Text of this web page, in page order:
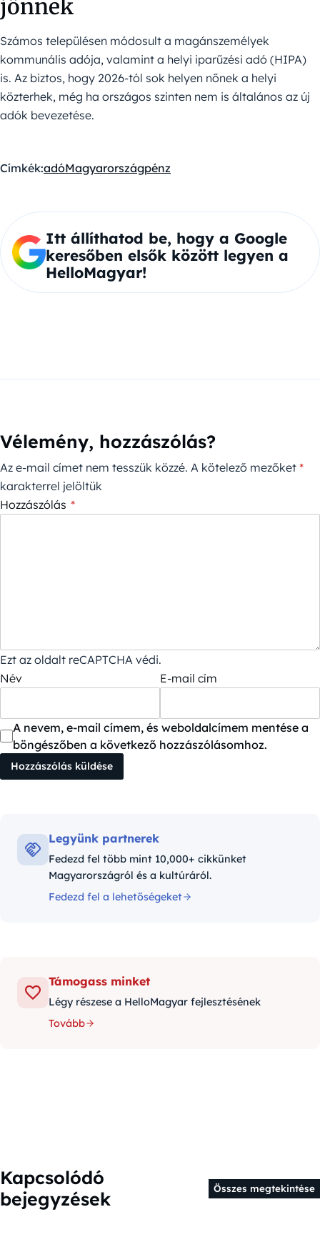
jönnek
Számos településen módosult a magánszemélyek
kommunális adója, valamint a helyi iparűzési adó (HIPA)
is. Az biztos, hogy 2026-tól sok helyen nőnek a helyi
közterhek, még ha országos szinten nem is általános az új
adók bevezetése.
Címkék:adóMagyarországpénz
Itt állíthatod be, hogy a Google
keresőben elsők között legyen a
HelloMagyar!
Vélemény, hozzászólás?
Az e-mail címet nem tesszük közzé. A kötelező mezőket *
karakterrel jelöltük
Hozzászólás *
Ezt az oldalt reCAPTCHA védi.
Név
E-mail cím
A nevem, e-mail címem, és weboldalcímem mentése a
böngészőben a következő hozzászólásomhoz.
Legyünk partnerek
Fedezd fel több mint 10,000+ cikkünket
Magyarországról és a kultúráról.
Fedezd fel a lehetőségeket
Támogass minket
Légy részese a HelloMagyar fejlesztésének
Tovább
Kapcsolódó
bejegyzések
Összes megtekintése